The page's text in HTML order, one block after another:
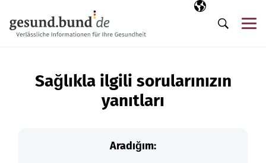
Seçili dil
TR
Arama
Sağlıkla ilgili sorularınızın
yanıtları
Aradığım: